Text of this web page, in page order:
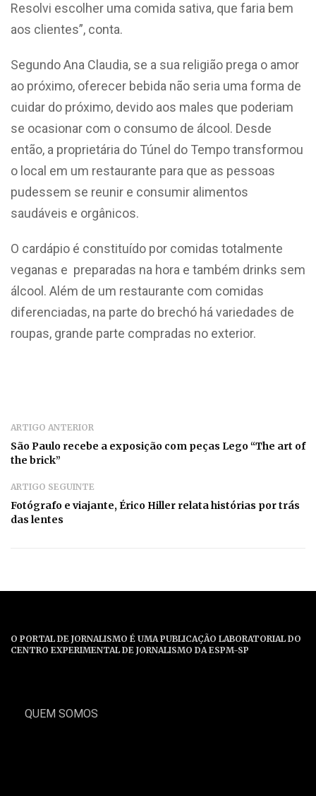
Resolvi escolher uma comida sativa, que faria bem
aos clientes”, conta.
Segundo Ana Claudia, se a sua religião prega o amor
ao próximo, oferecer bebida não seria uma forma de
cuidar do próximo, devido aos males que poderiam
se ocasionar com o consumo de álcool. Desde
então, a proprietária do Túnel do Tempo transformou
o local em um restaurante para que as pessoas
pudessem se reunir e consumir alimentos
saudáveis e orgânicos.
O cardápio é constituído por comidas totalmente
veganas e preparadas na hora e também drinks sem
álcool. Além de um restaurante com comidas
diferenciadas, na parte do brechó há variedades de
roupas, grande parte compradas no exterior.
ARTIGO ANTERIOR
São Paulo recebe a exposição com peças Lego “The art of
the brick”
ARTIGO SEGUINTE
Fotógrafo e viajante, Érico Hiller relata histórias por trás
das lentes
O PORTAL DE JORNALISMO É UMA PUBLICAÇÃO LABORATORIAL DO
CENTRO EXPERIMENTAL DE JORNALISMO DA ESPM-SP
QUEM SOMOS